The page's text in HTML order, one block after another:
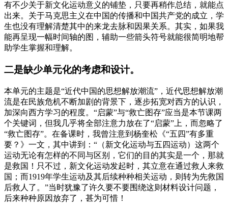
有不少关于新文化运动意义的铺垫，只要再稍作总结，就能点
出来。关于马克思主义在中国的传播和中国共产党的成立，学
生也没有理解清楚其中的来龙去脉和因果关系。其实，如果我
能再呈现一幅时间轴的图，辅助一些箭头符号就能很简明地帮
助学生掌握和理解。
二是缺少单元化的考虑和设计。
本单元的主题是“近代中国的思想解放潮流”，近代思想解放潮
流是在民族危机不断加剧的背景下，逐步拓宽对西方的认识，
加深向西方学习的程度。“启蒙”与“救亡图存”应当是本节课两
个关键词，但我几乎将全部注意力放在了“启蒙”上，而忽略了
“救亡图存”。在备课时，我曾注意到杨奎松《“五四”有多重
要？》一文，其中讲到：“（新文化运动与五四运动）这两个
运动无论有怎样的不同与区别，它们的目的其实是一个，那就
是救国！只不过，新文化运动发起时，其立意在通过救人来救
国；而1919年学生运动及其后续种种相关运动，则转为先救国
后救人了。”当时犹豫了许久要不要围绕这则材料设计问题，
后来种种原因放弃了，甚为可惜！